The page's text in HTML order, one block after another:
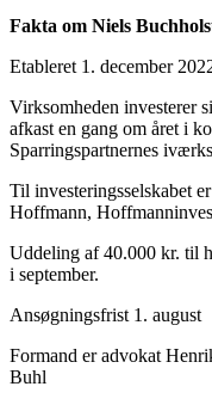
Fakta om Niels
Etableret 1. december
Virksomheden investerer
afkast en gang om året i
Sparringspartnernes
Til investeringsselskabet
Hoffmann,
Uddeling af 40.000 kr. til
i september.
Ansøgningsfrist 1. august
Formand er advokat
Buhl